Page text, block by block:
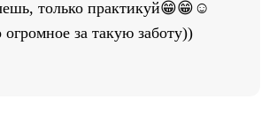
только практикуй😁😁☺️
за такую заботу))